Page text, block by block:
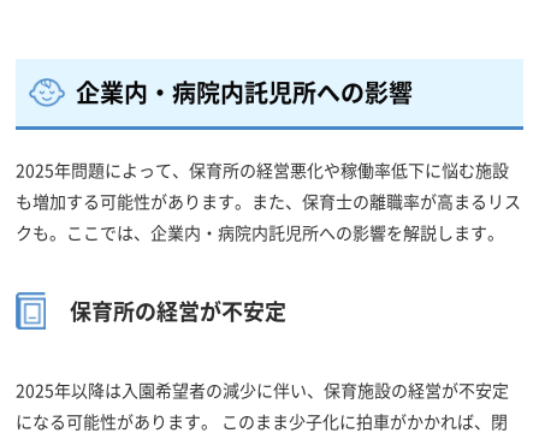
企業内・病院内託児所への影響
2025年問題によって、保育所の経営悪化や稼働率低下に悩む施設
も増加する可能性があります。また、保育士の離職率が高まるリス
クも。ここでは、企業内・病院内託児所への影響を解説します。
保育所の経営が不安定
2025年以降は入園希望者の減少に伴い、保育施設の経営が不安定
になる可能性があります。 このまま少子化に拍車がかかれば、閉